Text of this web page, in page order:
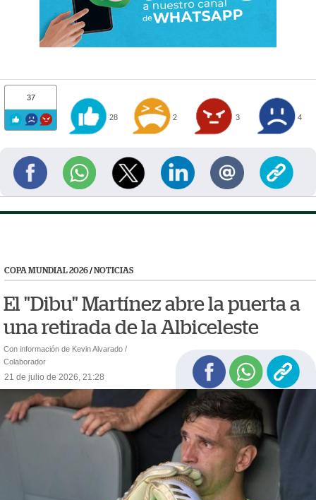
37
28 2 3 4
COPA MUNDIAL 2026/NOTICIAS
El "Dibu" Martínez abre la puerta a
una retirada de la Albiceleste
Con información de Kevin Alvarado /
Colaborador
21 de julio de 2026, 21:28